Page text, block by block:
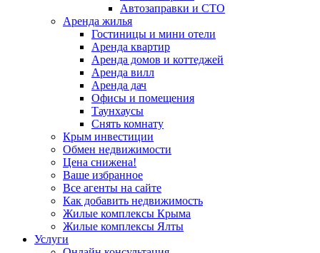
Автозаправки и СТО
Аренда жилья
Гостиницы и мини отели
Аренда квартир
Аренда домов и коттеджей
Аренда вилл
Аренда дач
Офисы и помещения
Таунхаусы
Снять комнату
Крым инвестиции
Обмен недвижимости
Цена снижена!
Ваше избранное
Все агенты на сайте
Как добавить недвижимость
Жилые комплексы Крыма
Жилые комплексы Ялты
Услуги